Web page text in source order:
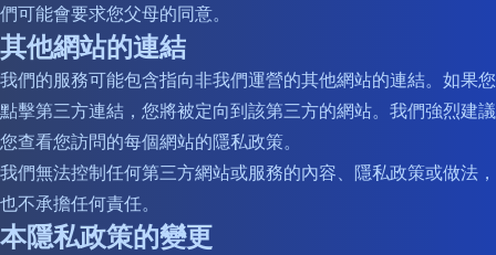
們可能會要求您父母的同意。
其他網站的連結
我們的服務可能包含指向非我們運營的其他網站的連結。如果您
點擊第三方連結，您將被定向到該第三方的網站。我們強烈建議
您查看您訪問的每個網站的隱私政策。
我們無法控制任何第三方網站或服務的內容、隱私政策或做法，
也不承擔任何責任。
本隱私政策的變更